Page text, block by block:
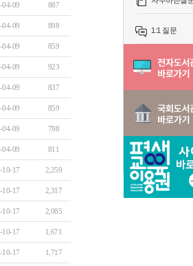
1:1 질문
04-09 887
04-09 898
04-09 859
04-09 923
04-09 837
04-09 859
04-09 798
04-09 811
10-17 2,259
10-17 2,317
10-17 2,085
10-17 1,671
10-17 1,717